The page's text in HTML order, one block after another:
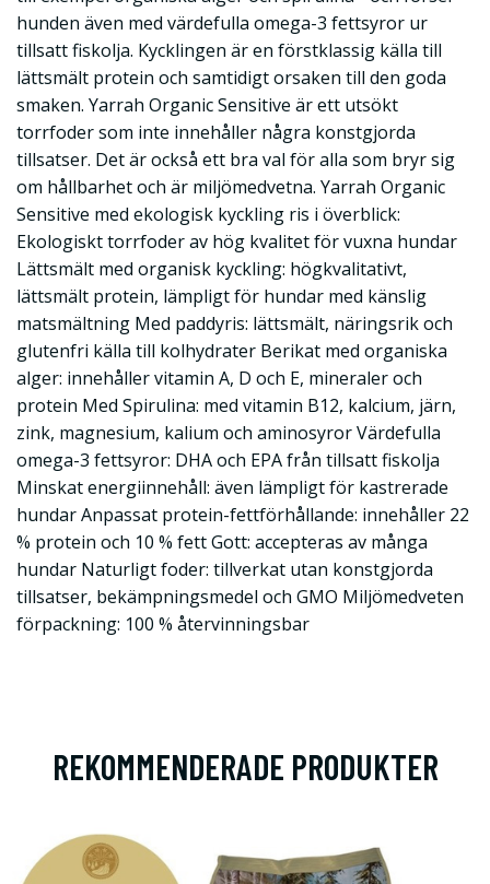
hunden även med värdefulla omega-3 fettsyror ur
tillsatt fiskolja. Kycklingen är en förstklassig källa till
lättsmält protein och samtidigt orsaken till den goda
smaken. Yarrah Organic Sensitive är ett utsökt
torrfoder som inte innehåller några konstgjorda
tillsatser. Det är också ett bra val för alla som bryr sig
om hållbarhet och är miljömedvetna. Yarrah Organic
Sensitive med ekologisk kyckling ris i överblick:
Ekologiskt torrfoder av hög kvalitet för vuxna hundar
Lättsmält med organisk kyckling: högkvalitativt,
lättsmält protein, lämpligt för hundar med känslig
matsmältning Med paddyris: lättsmält, näringsrik och
glutenfri källa till kolhydrater Berikat med organiska
alger: innehåller vitamin A, D och E, mineraler och
protein Med Spirulina: med vitamin B12, kalcium, järn,
zink, magnesium, kalium och aminosyror Värdefulla
omega-3 fettsyror: DHA och EPA från tillsatt fiskolja
Minskat energiinnehåll: även lämpligt för kastrerade
hundar Anpassat protein-fettförhållande: innehåller 22
% protein och 10 % fett Gott: accepteras av många
hundar Naturligt foder: tillverkat utan konstgjorda
tillsatser, bekämpningsmedel och GMO Miljömedveten
förpackning: 100 % återvinningsbar
REKOMMENDERADE PRODUKTER